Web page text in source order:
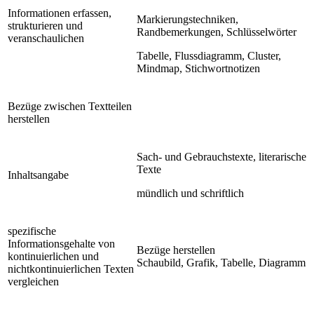
Informationen erfassen,
strukturieren und
veranschaulichen
Markierungstechniken,
Randbemerkungen, Schlüsselwörter
Tabelle, Flussdiagramm, Cluster,
Mindmap, Stichwortnotizen
Bezüge zwischen Textteilen
herstellen
Inhaltsangabe
Sach- und Gebrauchstexte, literarische
Texte
mündlich und schriftlich
spezifische
Informationsgehalte von
kontinuierlichen und
nichtkontinuierlichen Texten
vergleichen
Bezüge herstellen
Schaubild, Grafik, Tabelle, Diagramm